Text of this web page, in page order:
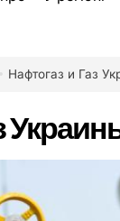
Нафтогаз и Газ